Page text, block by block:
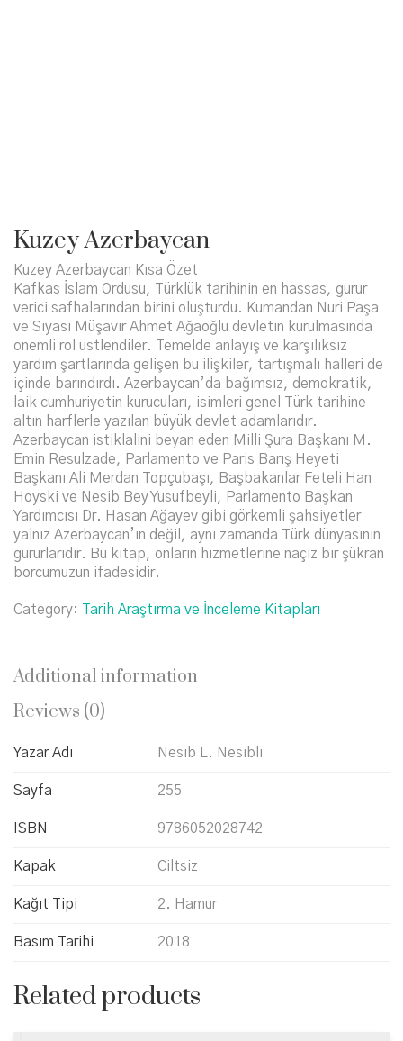
Kuzey Azerbaycan
Kuzey Azerbaycan Kısa Özet
Kafkas İslam Ordusu, Türklük tarihinin en hassas, gurur
verici safhalarından birini oluşturdu. Kumandan Nuri Paşa
ve Siyasi Müşavir Ahmet Ağaoğlu devletin kurulmasında
önemli rol üstlendiler. Temelde anlayış ve karşılıksız
yardım şartlarında gelişen bu ilişkiler, tartışmalı halleri de
içinde barındırdı. Azerbaycan’da bağımsız, demokratik,
laik cumhuriyetin kurucuları, isimleri genel Türk tarihine
altın harflerle yazılan büyük devlet adamlarıdır.
Azerbaycan istiklalini beyan eden Milli Şura Başkanı M.
Emin Resulzade, Parlamento ve Paris Barış Heyeti
Başkanı Ali Merdan Topçubaşı, Başbakanlar Feteli Han
Hoyski ve Nesib Bey Yusufbeyli, Parlamento Başkan
Yardımcısı Dr. Hasan Ağayev gibi görkemli şahsiyetler
yalnız Azerbaycan’ın değil, aynı zamanda Türk dünyasının
gururlarıdır. Bu kitap, onların hizmetlerine naçiz bir şükran
borcumuzun ifadesidir.
Category: Tarih Araştırma ve İnceleme Kitapları
Additional information
Reviews (0)
Yazar Adı Nesib L. Nesibli
Sayfa 255
ISBN 9786052028742
Kapak Ciltsiz
Kağıt Tipi 2. Hamur
Basım Tarihi 2018
Related products